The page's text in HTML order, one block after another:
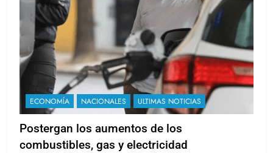
ECONOMÍA NACIONALES ULTIMAS NOTICIAS
Postergan los aumentos de los
combustibles, gas y electricidad